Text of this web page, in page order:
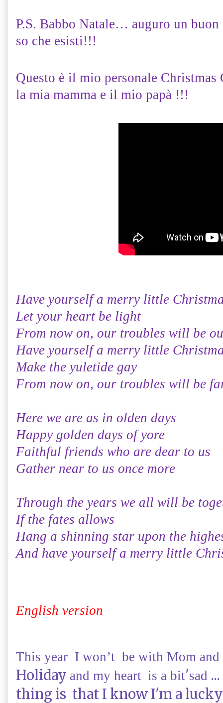
P.S. Babbo Natale… auguro un buon
so che esisti!!!
Questo è il mio personale
la mia mamma e il mio papà !!!
Have yourself a merry little
Let your heart be light
From now on, our troubles will be
Have yourself a merry little
Make the yuletide gay
From now on, our troubles will be
Here we are as in olden days
Happy golden days of yore
Faithful friends who are dear to us
Gather near to us once more
Through the years we all will be
If the fates allows
Hang a shinning star upon the
And have yourself a merry little
English version
This year I won’t be with Mom
Holiday and my heart is a bit'sad
thing is that I know I'm a